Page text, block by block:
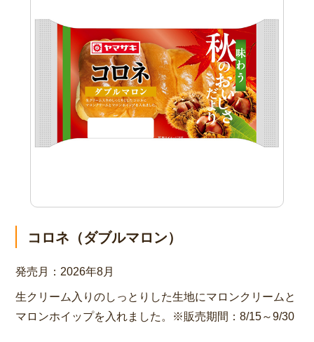
コロネ（ダブルマロン）
発売月： 2026年8月
生クリーム入りのしっとりした生地にマロンクリームと
マロンホイップを入れました。※販売期間：8/15～9/30